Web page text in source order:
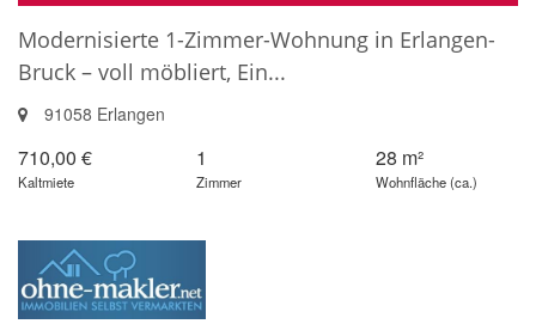
Modernisierte 1-Zimmer-Wohnung in Erlangen-
Bruck – voll möbliert, Ein...
91058 Erlangen
710,00 €
Kaltmiete
1
Zimmer
28 m²
Wohnfläche (ca.)